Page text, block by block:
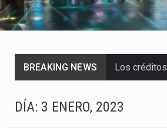
BREAKING NEWS
DÍA: 3 ENERO, 2023